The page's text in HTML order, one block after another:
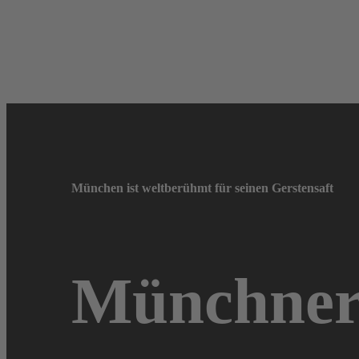
München ist weltberühmt für seinen Gerstensaft